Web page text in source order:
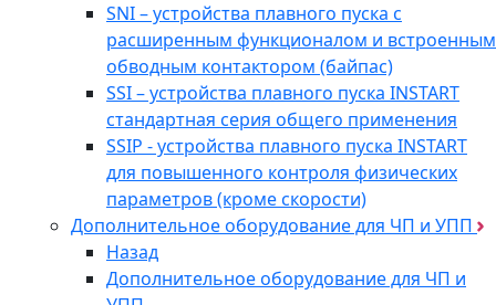
SNI – устройства плавного пуска с
расширенным функционалом и встроенным
обводным контактором (байпас)
SSI – устройства плавного пуска INSTART
стандартная серия общего применения
SSIP - устройства плавного пуска INSTART
для повышенного контроля физических
параметров (кроме скорости)
Дополнительное оборудование для ЧП и УПП
Назад
Дополнительное оборудование для ЧП и